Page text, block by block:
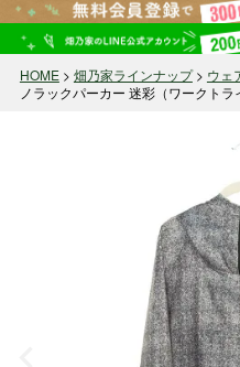
HOME 畑乃家ラインナップ ウェ
ノラックパーカー 迷彩（ワークトラ